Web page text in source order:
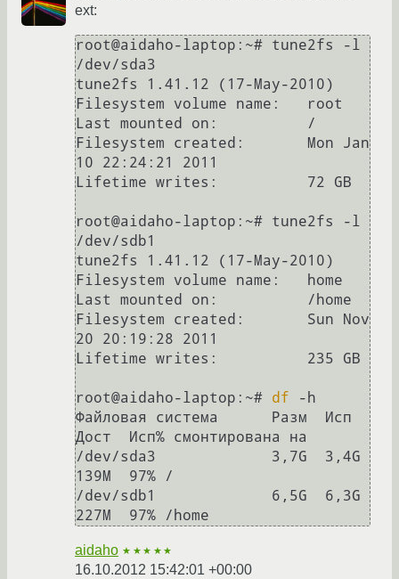
ext:
root@aidaho-laptop:~# tune2fs -l
/dev/sda3
tune2fs 1.41.12 (17-May-2010)
Filesystem volume name:   root
Last mounted on:          /
Filesystem created:       Mon Jan
10 22:24:21 2011
Lifetime writes:          72 GB
root@aidaho-laptop:~# tune2fs -l
/dev/sdb1
tune2fs 1.41.12 (17-May-2010)
Filesystem volume name:   home
Last mounted on:          /home
Filesystem created:       Sun Nov
20 20:19:28 2011
Lifetime writes:          235 GB
root@aidaho-laptop:~# df -h
Файловая система      Разм  Исп
Дост  Исп% смонтирована на
/dev/sda3             3,7G  3,4G
139M  97% /
/dev/sdb1             6,5G  6,3G
aidaho ★★★★★
16.10.2012 15:42:01 +00:00